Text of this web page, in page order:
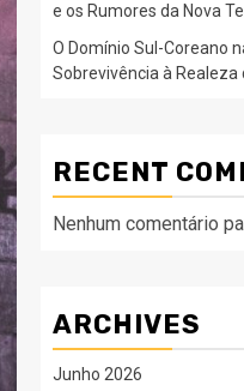
e os Rumores da Nova
O Domínio Sul-Coreano
Sobrevivência à Realeza
RECENT
Nenhum comentário
ARCHIVES
Junho 2026